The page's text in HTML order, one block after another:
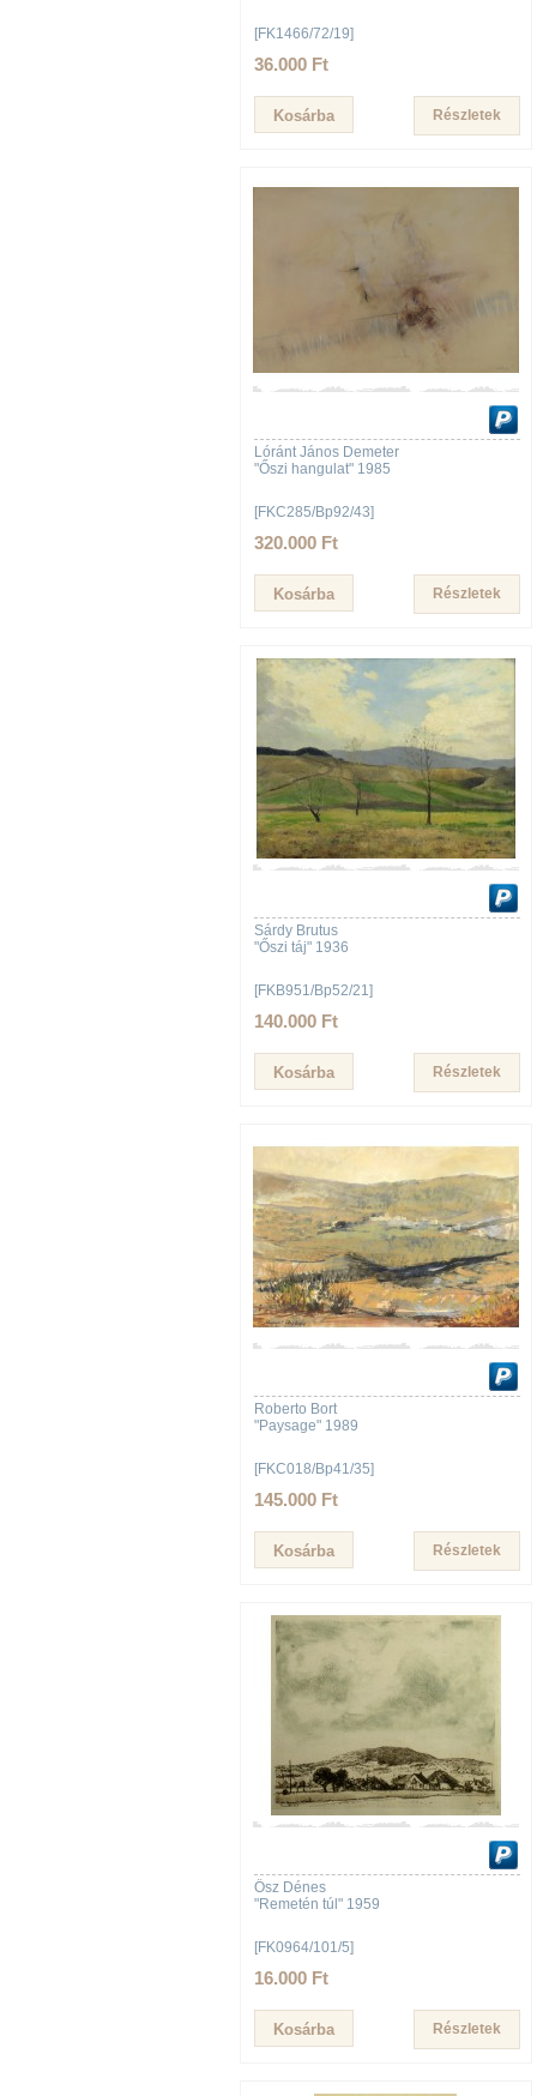
[FK1466/72/19]
36.000 Ft
Részletek
Lóránt János Demeter
"Őszi hangulat" 1985
[FKC285/Bp92/43]
320.000 Ft
Részletek
Sárdy Brutus
"Őszi táj" 1936
[FKB951/Bp52/21]
140.000 Ft
Részletek
Roberto Bort
"Paysage" 1989
[FKC018/Bp41/35]
145.000 Ft
Részletek
Ősz Dénes
"Remetén túl" 1959
[FK0964/101/5]
16.000 Ft
Részletek